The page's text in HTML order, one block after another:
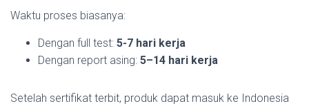
Waktu proses biasanya:
Dengan full test: 5-7 hari kerja
Dengan report asing: 5–14 hari kerja
Setelah sertifikat terbit, produk dapat masuk ke Indonesia